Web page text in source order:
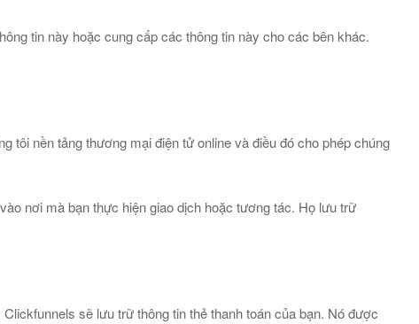
tin này hoặc cung cấp các thông tin này cho các bên khác.
tôi nền tảng thương mại điện tử online và điều đó cho phép chúng
nơi mà bạn thực hiện giao dịch hoặc tương tác. Họ lưu trữ
sẽ lưu trữ thông tin thẻ thanh toán của bạn. Nó được